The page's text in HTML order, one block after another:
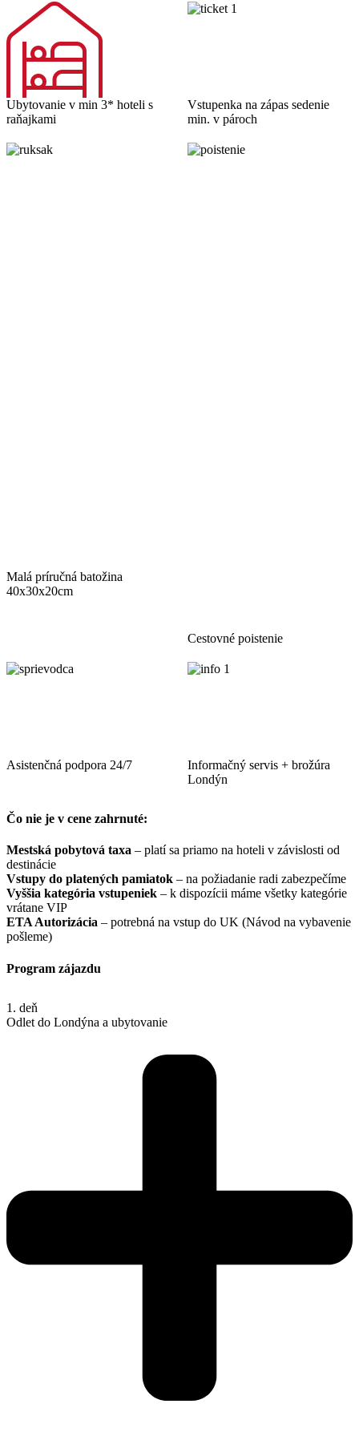
Ubytovanie v min 3* hoteli s
raňajkami
Vstupenka na zápas sedenie
min. v pároch
Malá príručná batožina
40x30x20cm
Cestovné poistenie
Asistenčná podpora 24/7
Informačný servis + brožúra
Londýn
Čo nie je v cene zahrnuté:
Mestská pobytová taxa – platí sa priamo na hoteli v závislosti od
destinácie
Vstupy do platených pamiatok – na požiadanie radi zabezpečíme
Vyššia kategória vstupeniek – k dispozícii máme všetky kategórie
vrátane VIP
ETA Autorizácia – potrebná na vstup do UK (Návod na vybavenie
pošleme)
Program zájazdu
1. deň
Odlet do Londýna a ubytovanie